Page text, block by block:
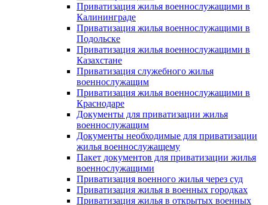
Приватизация жилья военнослужащими в
Калининграде
Приватизация жилья военнослужащими в
Подольске
Приватизация жилья военнослужащими в
Казахстане
Приватизация служебного жилья
военнослужащим
Приватизация жилья военнослужащими в
Краснодаре
Документы для приватизации жилья
военнослужащим
Документы необходимые для приватизации
жилья военнослужащему
Пакет документов для приватизации жилья
военнослужащими
Приватизация военного жилья через суд
Приватизация жилья в военных городках
Приватизация жилья в открытых военных